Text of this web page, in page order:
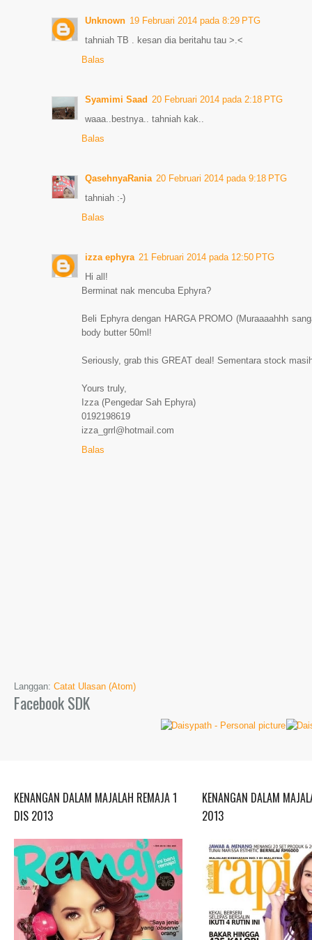
Unknown 19 Februari 2014 pada 8:29 PTG
tahniah TB . kesan dia beritahu tau >.<
Balas
Syamimi Saad 20 Februari 2014 pada 2:18 PTG
waaa..bestnya.. tahniah kak..
Balas
QasehnyaRania 20 Februari 2014 pada 9:18 PTG
tahniah :-)
Balas
izza ephyra 21 Februari 2014 pada 12:50 PTG
Hi all!
Berminat nak mencuba Ephyra?
Beli Ephyra dengan HARGA PROMO (Muraaaahhh
body butter 50ml!
Seriously, grab this GREAT deal! Sementara stock
Yours truly,
Izza (Pengedar Sah Ephyra)
0192198619
izza_grrl@hotmail.com
Balas
Langgan: Catat Ulasan (Atom)
Facebook SDK
KENANGAN DALAM MAJALAH REMAJA 1
DIS 2013
KENANGAN DALAM
2013